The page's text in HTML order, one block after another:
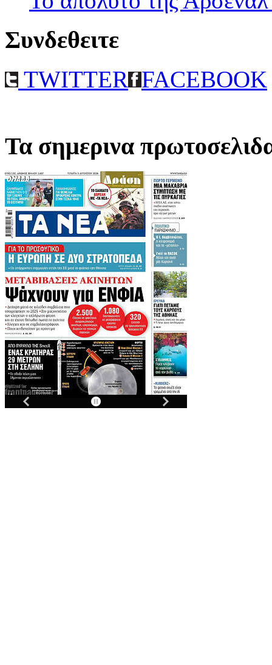
Συνδεθειτε
TWITTER FACEBOOK
Τα σημερινα